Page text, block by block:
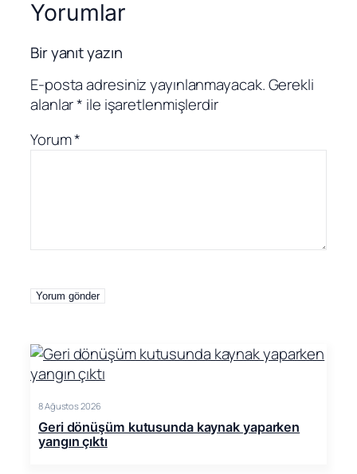
Yorumlar
Bir yanıt yazın
E-posta adresiniz yayınlanmayacak.Gerekli
alanlar* ile işaretlenmişlerdir
Yorum*
8 Ağustos 2026
Geri dönüşüm kutusunda kaynak yaparken
yangın çıktı